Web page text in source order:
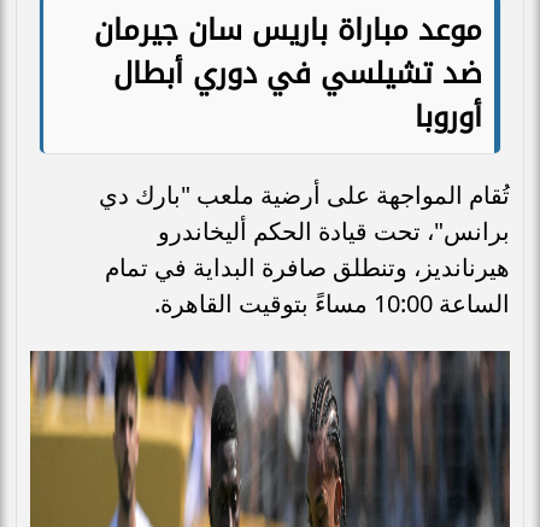
موعد مباراة باريس سان جيرمان
ضد تشيلسي في دوري أبطال
أوروبا
تُقام المواجهة على أرضية ملعب "بارك دي
برانس"، تحت قيادة الحكم أليخاندرو
هيرنانديز، وتنطلق صافرة البداية في تمام
الساعة 10:00 مساءً بتوقيت القاهرة.